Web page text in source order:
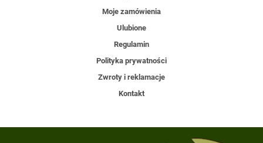
Moje zamówienia
Ulubione
Regulamin
Polityka prywatności
Zwroty i reklamacje
Kontakt